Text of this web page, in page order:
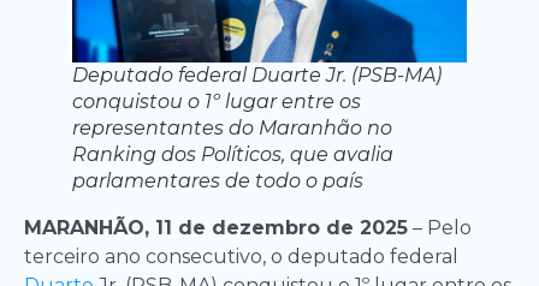
Deputado federal Duarte Jr. (PSB-MA)
conquistou o 1º lugar entre os
representantes do Maranhão no
Ranking dos Políticos, que avalia
parlamentares de todo o país
MARANHÃO, 11 de dezembro de 2025 – Pelo
terceiro ano consecutivo, o deputado federal